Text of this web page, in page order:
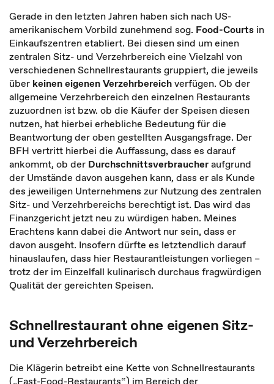
Gerade in den letzten Jahren haben sich nach US-
amerikanischem Vorbild zunehmend sog. Food-Courts in
Einkaufszentren etabliert. Bei diesen sind um einen
zentralen Sitz- und Verzehrbereich eine Vielzahl von
verschiedenen Schnellrestaurants gruppiert, die jeweils
über keinen eigenen Verzehrbereichverfügen. Ob der
allgemeine Verzehrbereich den einzelnen Restaurants
zuzuordnen ist bzw. ob die Käufer der Speisen diesen
nutzen, hat hierbei erhebliche Bedeutung für die
Beantwortung der oben gestellten Ausgangsfrage. Der
BFH vertritt hierbei die Auffassung, dass es darauf
ankommt, ob der Durchschnittsverbraucheraufgrund
der Umstände davon ausgehen kann, dass er als Kunde
des jeweiligen Unternehmens zur Nutzung des zentralen
Sitz- und Verzehrbereichs berechtigt ist. Das wird das
Finanzgericht jetzt neu zu würdigen haben. Meines
Erachtens kann dabei die Antwort nur sein, dass er
davon ausgeht. Insofern dürfte es letztendlich darauf
hinauslaufen, dass hier Restaurantleistungen vorliegen –
trotz der im Einzelfall kulinarisch durchaus fragwürdigen
Qualität der gereichten Speisen.
Schnellrestaurant ohne eigenen Sitz-
und Verzehrbereich
Die Klägerin betreibt eine Kette von Schnellrestaurants
(„Fast-Food-Restaurants“) im Bereich der